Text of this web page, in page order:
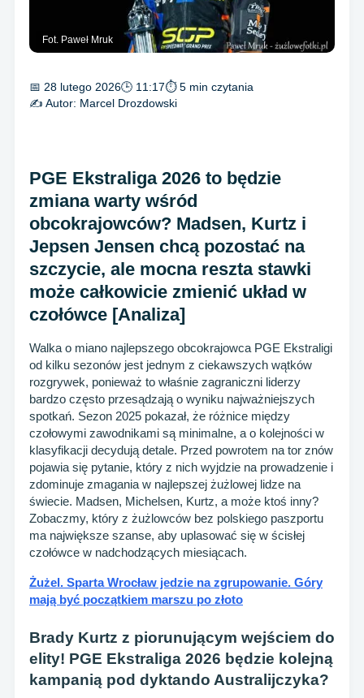
Fot. Paweł Mruk
📅 28 lutego 2026🕒 11:17⏱ 5 min czytania
✍️ Autor: Marcel Drozdowski
PGE Ekstraliga 2026 to będzie
zmiana warty wśród
obcokrajowców? Madsen, Kurtz i
Jepsen Jensen chcą pozostać na
szczycie, ale mocna reszta stawki
może całkowicie zmienić układ w
czołówce [Analiza]
Walka o miano najlepszego obcokrajowca PGE Ekstraligi
od kilku sezonów jest jednym z ciekawszych wątków
rozgrywek, ponieważ to właśnie zagraniczni liderzy
bardzo często przesądzają o wyniku najważniejszych
spotkań. Sezon 2025 pokazał, że różnice między
czołowymi zawodnikami są minimalne, a o kolejności w
klasyfikacji decydują detale. Przed powrotem na tor znów
pojawia się pytanie, który z nich wyjdzie na prowadzenie i
zdominuje zmagania w najlepszej żużlowej lidze na
świecie. Madsen, Michelsen, Kurtz, a może ktoś inny?
Zobaczmy, który z żużlowców bez polskiego paszportu
ma największe szanse, aby uplasować się w ścisłej
czołówce w nadchodzących miesiącach.
Żużel. Sparta Wrocław jedzie na zgrupowanie. Góry
mają być początkiem marszu po złoto
Brady Kurtz z piorunującym wejściem do
elity! PGE Ekstraliga 2026 będzie kolejną
kampanią pod dyktando Australijczyka?